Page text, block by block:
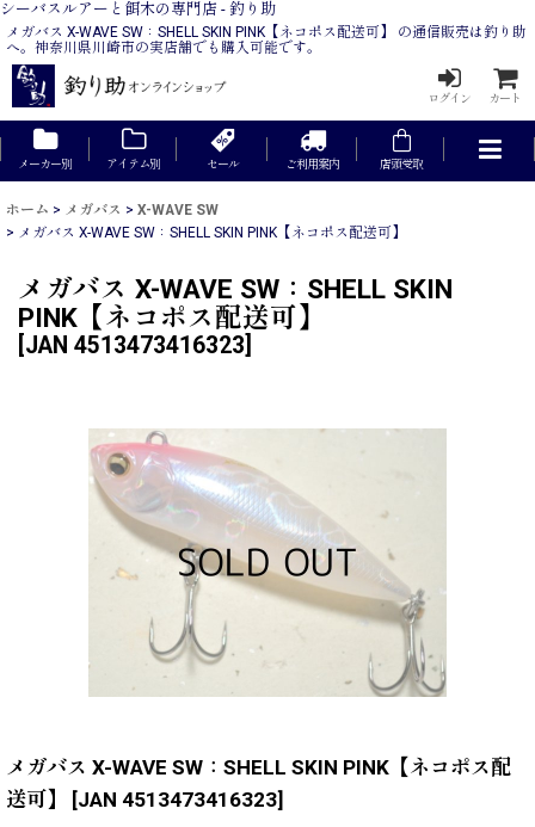
シーバスルアーと餌木の専門店 - 釣り助
メガバス X-WAVE SW：SHELL SKIN PINK【ネコポス配送可】 の通信販売は釣り助
へ。神奈川県川崎市の実店舗でも購入可能です。
ログイン カート
メーカー別 アイテム別 セール ご利用案内 店頭受取
ホーム > メガバス > X-WAVE SW
> メガバス X-WAVE SW：SHELL SKIN PINK【ネコポス配送可】
メガバス X-WAVE SW：SHELL SKIN
PINK【ネコポス配送可】
JAN 4513473416323
メガバス X-WAVE SW：SHELL SKIN PINK【ネコポス配
送可】
[JAN 4513473416323]